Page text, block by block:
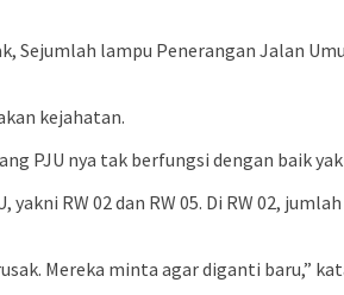
Sejumlah lampu Penerangan Jalan
kejahatan.
PJU nya tak berfungsi dengan baik
RW 02 dan RW 05. Di RW 02,
Mereka minta agar diganti baru,”